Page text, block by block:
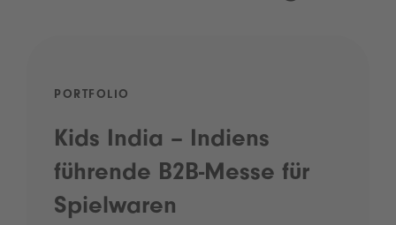
PORTFOLIO
Kids India – Indiens
führende B2B-Messe für
Spielwaren